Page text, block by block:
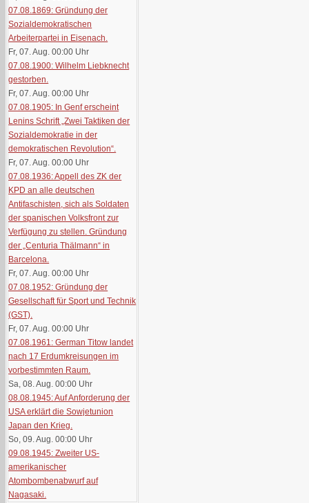
07.08.1869: Gründung der
Sozialdemokratischen
Arbeiterpartei in Eisenach.
Fr, 07. Aug. 00:00 Uhr
07.08.1900: Wilhelm Liebknecht
gestorben.
Fr, 07. Aug. 00:00 Uhr
07.08.1905: In Genf erscheint
Lenins Schrift „Zwei Taktiken der
Sozialdemokratie in der
demokratischen Revolution“.
Fr, 07. Aug. 00:00 Uhr
07.08.1936: Appell des ZK der
KPD an alle deutschen
Antifaschisten, sich als Soldaten
der spanischen Volksfront zur
Verfügung zu stellen. Gründung
der „Centuria Thälmann“ in
Barcelona.
Fr, 07. Aug. 00:00 Uhr
07.08.1952: Gründung der
Gesellschaft für Sport und Technik
(GST).
Fr, 07. Aug. 00:00 Uhr
07.08.1961: German Titow landet
nach 17 Erdumkreisungen im
vorbestimmten Raum.
Sa, 08. Aug. 00:00 Uhr
08.08.1945: Auf Anforderung der
USA erklärt die Sowjetunion
Japan den Krieg.
So, 09. Aug. 00:00 Uhr
09.08.1945: Zweiter US-
amerikanischer
Atombombenabwurf auf
Nagasaki.